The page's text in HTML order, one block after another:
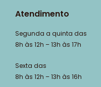
Atendimento
Segunda a quinta das
8h às 12h – 13h às 17h
Sexta das
8h às 12h – 13h às 16h